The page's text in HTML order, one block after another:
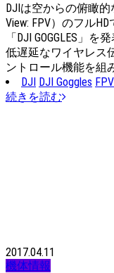
DJIは空からの俯瞰
View: FPV）のフル
「DJI GOGGLES」
低遅延なワイヤレス
ントロール機能を組
DJI DJI Goggles
続きを読む
2017.04.11
機体情報